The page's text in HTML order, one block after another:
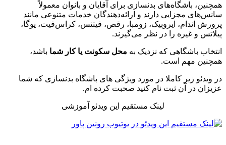
همچنین، باشگاه‌های بدنسازی برای آقایان و بانوان معمولاً
سانس‌های مجزایی دارند و ارائه‌دهندگان خدمات متنوعی مانند
پرورش اندام، ایروبیک، زومبا، رقص، فیتنس، کراس‌فیت، یوگا،
پیلاتس و غیره را در نظر می‌گیرند.
انتخاب باشگاهی که نزدیک به محل سکونت یا کار شما باشد،
همچنین مهم است.
در ویدئو زیر کاملا در مورد ویژگی های باشگاه بدنسازی که شما
عزیزان در آن ثبت نام کنید صحبت کرده ام.
لینک مستقیم این ویدئو آموزشی